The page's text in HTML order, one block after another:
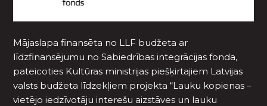
Mājaslapa finansēta no LLF budžeta ar
līdzfinansējumu no Sabiedrības integrācijas fonda,
pateicoties Kultūras ministrijas piešķirtajiem Latvijas
valsts budžeta līdzekļiem projekta “Lauku kopienas –
vietējo iedzīvotāju interešu aizstāves un lauku